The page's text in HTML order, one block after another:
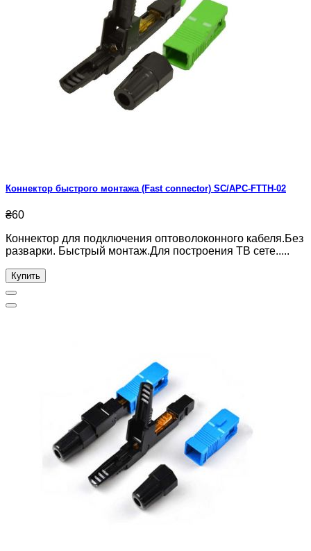
Коннектор быстрого монтажа (Fast connector) SC/APC-FTTH-02
₴60
Коннектор для подключения оптоволоконного кабеля.Без
разварки. Быстрый монтаж.Для построения ТВ сете.....
Купить